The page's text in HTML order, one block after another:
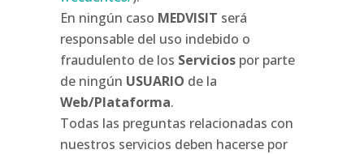
En ningún caso MEDVISIT será
responsable del uso indebido o
fraudulento de los Servicios por parte
de ningún USUARIO de la
Web/Plataforma.
Todas las preguntas relacionadas con
nuestros servicios deben hacerse por